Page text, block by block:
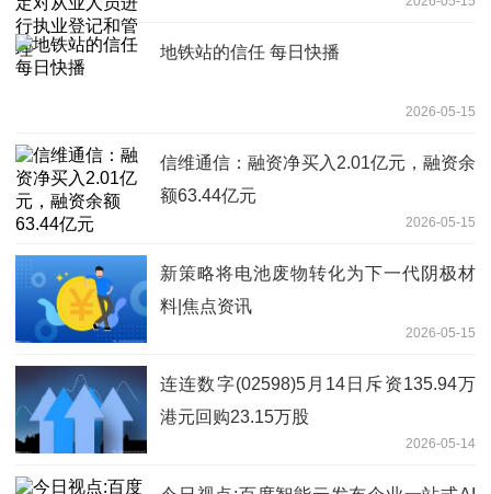
地铁站的信任 每日快播
2026-05-15
信维通信：融资净买入2.01亿元，融资余
额63.44亿元
2026-05-15
新策略将电池废物转化为下一代阴极材
料|焦点资讯
2026-05-15
连连数字(02598)5月14日斥资135.94万
港元回购23.15万股
2026-05-14